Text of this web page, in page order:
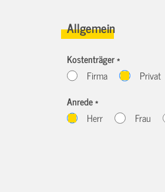
Allgemein
Kostenträger *
Firma
Privat
Anrede *
Herr
Frau